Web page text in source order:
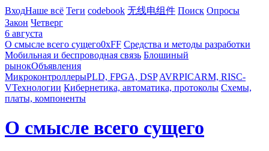
ВходНаше всё Теги codebook 无线电组件 Поиск Опросы
Закон Четверг
6 августа
О смысле всего сущего0xFF Средства и методы разработки
Мобильная и беспроводная связь Блошиный
рынокОбъявления
МикроконтроллерыPLD, FPGA, DSP AVRPICARM, RISC-
VТехнологии Кибернетика, автоматика, протоколы Схемы,
платы, компоненты
О смысле всего сущего